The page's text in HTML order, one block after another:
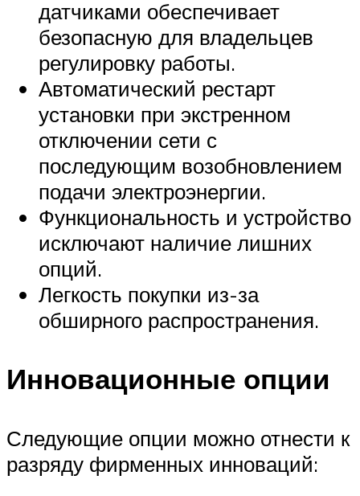
датчиками обеспечивает
безопасную для владельцев
регулировку работы.
Автоматический рестарт
установки при экстренном
отключении сети с
последующим возобновлением
подачи электроэнергии.
Функциональность и устройство
исключают наличие лишних
опций.
Легкость покупки из-за
обширного распространения.
Инновационные опции
Следующие опции можно отнести к
разряду фирменных инноваций: